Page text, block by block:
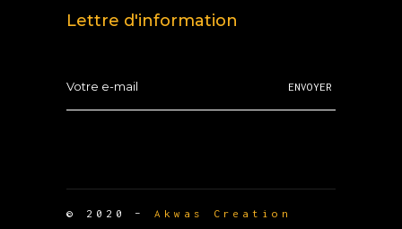
Lettre d'information
ENVOYER
© 2020 –Akwas Creation